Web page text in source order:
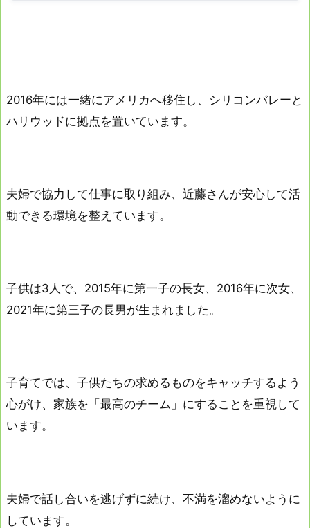
2016年には一緒にアメリカへ移住し、シリコンバレーと
ハリウッドに拠点を置いています。
夫婦で協力して仕事に取り組み、近藤さんが安心して活
動できる環境を整えています。
子供は3人で、2015年に第一子の長女、2016年に次女、
2021年に第三子の長男が生まれました。
子育てでは、子供たちの求めるものをキャッチするよう
心がけ、家族を「最高のチーム」にすることを重視して
います。
夫婦で話し合いを逃げずに続け、不満を溜めないように
しています。